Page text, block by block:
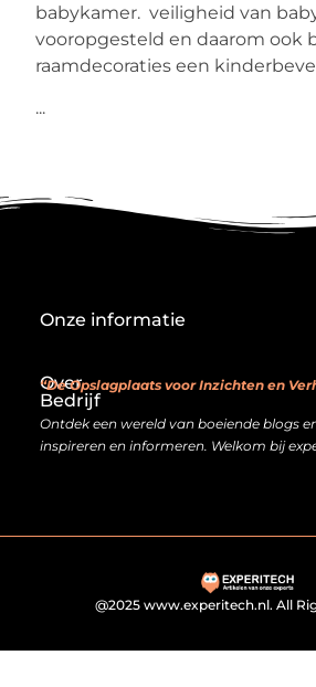
babykamer. veiligheid van
vooropgesteld en daarom ook
raamdecoraties een
...
Over
Bedrijf
“De Opslagplaats voor Inzichten en
Ontdek een wereld van boeiende blogs
inspireren en informeren. Welkom bij
Onze informatie
@2025 www.experitech.nl. All